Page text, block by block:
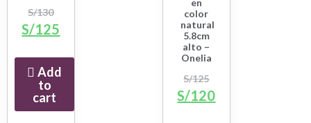
S/130
S/125
Add
to
cart
en
color
natural
5.8cm
alto –
Onelia
S/125
S/120